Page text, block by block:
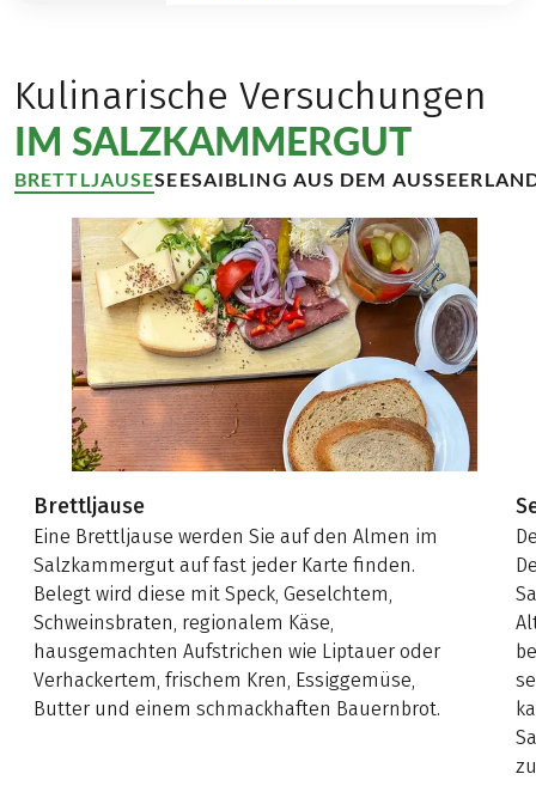
Kulinarische Versuchungen
IM SALZKAMMERGUT
BRETTLJAUSESEESAIBLING AUS DEM
Brettljause
Eine Brettljause werden Sie auf den Almen im
Salzkammergut auf fast jeder Karte finden.
Belegt wird diese mit Speck, Geselchtem,
Schweinsbraten, regionalem Käse,
hausgemachten Aufstrichen wie Liptauer oder
Verhackertem, frischem Kren, Essiggemüse,
Butter und einem schmackhaften Bauernbrot.